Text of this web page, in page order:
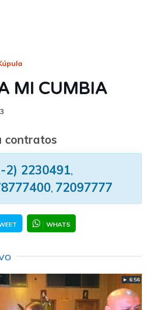
MI CUMBIA
contratos
2) 2230491,
, 72097777
WHATS
► 6:56